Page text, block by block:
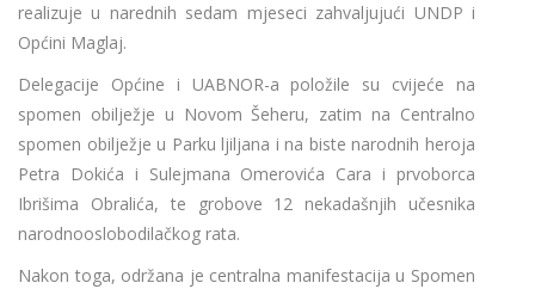
realizuje u narednih sedam mjeseci zahvaljujući UNDP i
Općini Maglaj.
Delegacije Općine i UABNOR-a položile su cvijeće na
spomen obilježje u Novom Šeheru, zatim na Centralno
spomen obilježje u Parku ljiljana i na biste narodnih heroja
Petra Dokića i Sulejmana Omerovića Cara i prvoborca
Ibrišima Obralića, te grobove 12 nekadašnjih učesnika
narodnooslobodilačkog rata.
Nakon toga, održana je centralna manifestacija u Spomen